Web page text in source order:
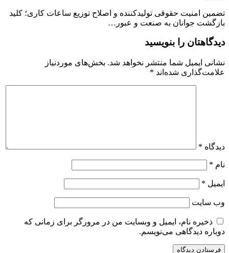
تضمین امنیت حقوقی تولیدکننده و اصلاح توزیع ساعات کاری؛ کلید
بازگشت جوانان به صنعت و عبور…
دیدگاهتان را بنویسید
نشانی ایمیل شما منتشر نخواهد شد. بخش‌های موردنیاز
علامت‌گذاری شده‌اند *
دیدگاه *
نام *
ایمیل *
وب‌ سایت
ذخیره نام، ایمیل و وبسایت من در مرورگر برای زمانی که
دوباره دیدگاهی می‌نویسم.